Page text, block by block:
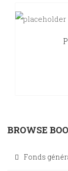
BROWSE
Fonds